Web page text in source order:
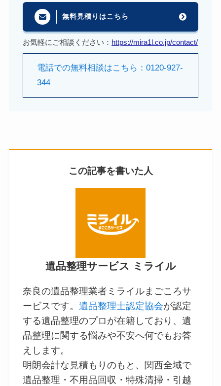
無料見積りはこちら
お気軽にご相談ください： https://mira1l.co.jp/contact/
電話での無料相談はこちら：0120-927-
344
この記事を書いた人
遺品整理サービス ミライル
奈良の遺品整理業者ミライルまごころサ
ービスです。遺品整理士認定協会が認定
する遺品整理のプロが在籍しており、遺
品整理に関する悩みや不安へ何でもお答
えします。
明朗会計な見積もりのもと、関西全域で
遺品整理・不用品回収・特殊清掃・引越